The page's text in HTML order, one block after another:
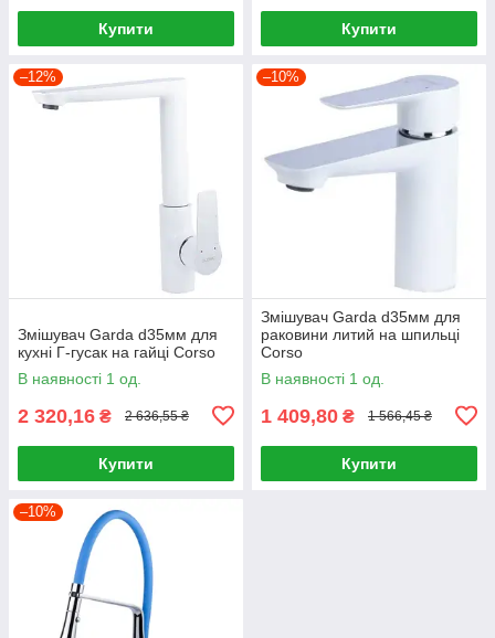
Купити Купити
–12%
Змішувач Garda d35мм для
кухні Г-гусак на гайці Corso
В наявності 1 од.
2 320,16 ₴ 2 636,55 ₴
Купити
–10%
Змішувач Garda d35мм для
раковини литий на шпильці
Corso
В наявності 1 од.
1 409,80 ₴ 1 566,45 ₴
Купити
–10%